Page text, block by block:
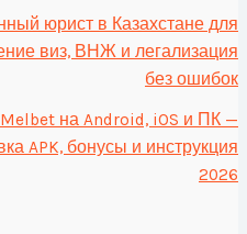
юрист в Казахстане для
виз, ВНЖ и легализация
без ошибок
на Android, iOS и ПК —
APK, бонусы и инструкция
2026